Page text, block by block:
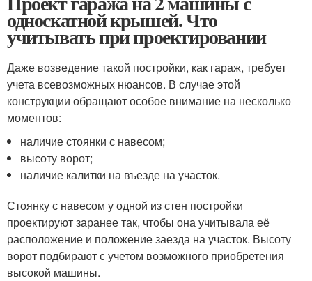
односкатной крышей. Что
учитывать при проектировании
Даже возведение такой постройки, как гараж, требует
учета всевозможных нюансов. В случае этой
конструкции обращают особое внимание на несколько
моментов:
наличие стоянки с навесом;
высоту ворот;
наличие калитки на въезде на участок.
Стоянку с навесом у одной из стен постройки
проектируют заранее так, чтобы она учитывала её
расположение и положение заезда на участок. Высоту
ворот подбирают с учетом возможного приобретения
высокой машины.